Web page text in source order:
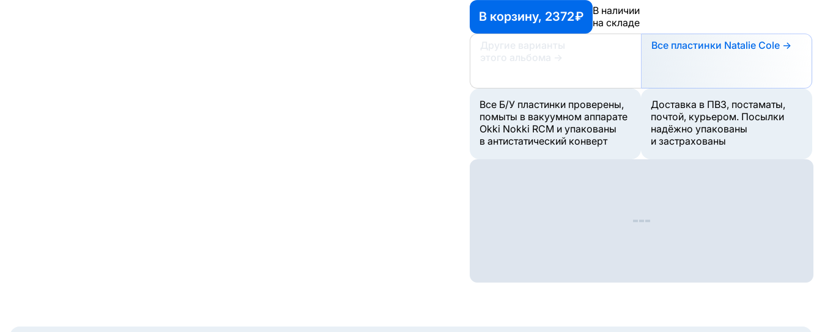
В корзину, 2372 ₽
В наличии
на складе
Другие варианты
этого альбома
→
Все пластинки Natalie Cole →
Все Б/У пластинки проверены,
помыты в вакуумном аппарате
Okki Nokki RCM и упакованы
в антистатический конверт
Доставка в ПВЗ, постаматы,
почтой, курьером. Посылки
надёжно упакованы
и застрахованы